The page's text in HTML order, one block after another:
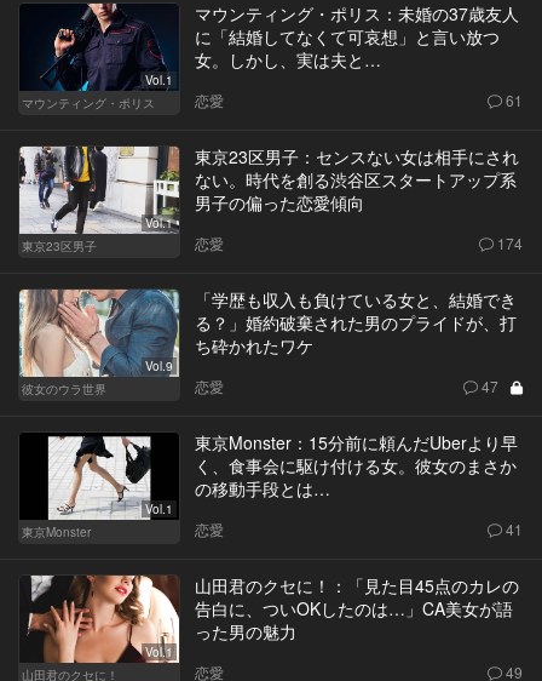
Vol.1
マウンティング・ポリス
マウンティング・ポリス：未婚の37歳友人
に「結婚してなくて可哀想」と言い放つ
女。しかし、実は夫と…
恋愛 61
Vol.1
東京23区男子
東京23区男子：センスない女は相手にされ
ない。時代を創る渋谷区スタートアップ系
男子の偏った恋愛傾向
恋愛 174
Vol.9
彼女のウラ世界
「学歴も収入も負けている女と、結婚でき
る？」婚約破棄された男のプライドが、打
ち砕かれたワケ
恋愛 47
Vol.1
東京Monster
東京Monster：15分前に頼んだUberより早
く、食事会に駆け付ける女。彼女のまさか
の移動手段とは…
恋愛 41
Vol.1
山田君のクセに！
山田君のクセに！：「見た目45点のカレの
告白に、ついOKしたのは…」CA美女が語
った男の魅力
恋愛 49